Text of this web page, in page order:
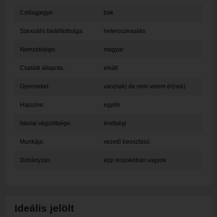
Csillagjegye: bak
Szexuális beállítottsága: heteroszexuális
Nemzetisége: magyar
Családi állapota: elvált
Gyermekei: van(nak) de nem velem él(nek)
Hajszíne: egyéb
Iskolai végzettsége: érettségi
Munkája: vezető beosztású
Dohányzás: épp leszokóban vagyok
Ideális jelölt